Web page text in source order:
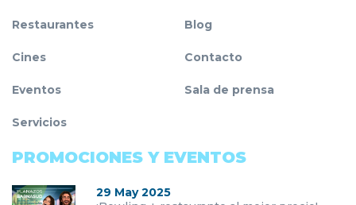
Restaurantes
Cines
Eventos
Servicios
Blog
Contacto
Sala de prensa
PROMOCIONES Y EVENTOS
29 May 2025